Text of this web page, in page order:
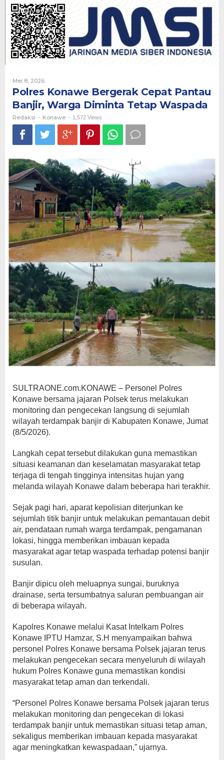
Pantau
Warga
Diminta
Tetap
Mei 8, 2026Oleh
Polres Konawe Bergerak Cepat Pantau
Banjir, Warga Diminta Tetap Waspada
Redaksi - Konawe - 1,572 Views
SULTRAONE.com.KONAWE – Personel Polres
Konawe bersama jajaran Polsek terus melakukan
monitoring dan pengecekan langsung di sejumlah
wilayah terdampak banjir di Kabupaten Konawe, Jumat
(8/5/2026).
Langkah cepat tersebut dilakukan guna memastikan
situasi keamanan dan keselamatan masyarakat tetap
terjaga di tengah tingginya intensitas hujan yang
melanda wilayah Konawe dalam beberapa hari terakhir.
Sejak pagi hari, aparat kepolisian diterjunkan ke
sejumlah titik banjir untuk melakukan pemantauan debit
air, pendataan rumah warga terdampak, pengamanan
lokasi, hingga memberikan imbauan kepada
masyarakat agar tetap waspada terhadap potensi banjir
susulan.
Banjir dipicu oleh meluapnya sungai, buruknya
drainase, serta tersumbatnya saluran pembuangan air
di beberapa wilayah.
Kapolres Konawe melalui Kasat Intelkam Polres
Konawe IPTU Hamzar, S.H menyampaikan bahwa
personel Polres Konawe bersama Polsek jajaran terus
melakukan pengecekan secara menyeluruh di wilayah
hukum Polres Konawe guna memastikan kondisi
masyarakat tetap aman dan terkendali.
“Personel Polres Konawe bersama Polsek jajaran terus
melakukan monitoring dan pengecekan di lokasi
terdampak banjir untuk memastikan situasi tetap aman,
sekaligus memberikan imbauan kepada masyarakat
agar meningkatkan kewaspadaan,” ujarnya.